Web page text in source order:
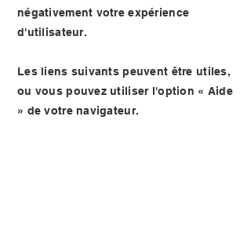
négativement votre expérience
d'utilisateur.
Les liens suivants peuvent être utiles,
ou vous pouvez utiliser l'option « Aide
» de votre navigateur.